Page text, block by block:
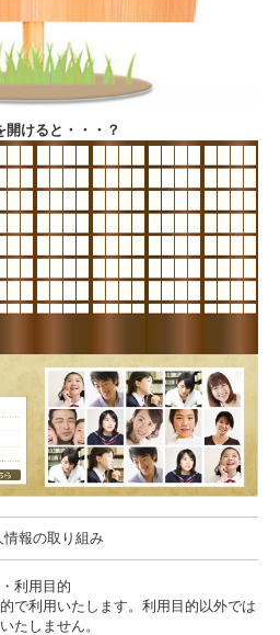
開けると・・・？
報の取り組み
・利用目的
で利用いたします。利用目的以外では
たしません。